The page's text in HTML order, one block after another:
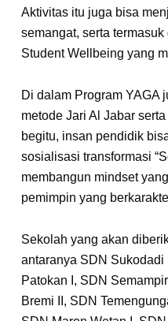
Aktivitas itu juga bisa
semangat, serta
Student Wellbeing yang
Di dalam Program YAGA
metode Jari Al Jabar
begitu, insan pendidik
sosialisasi transformasi
membangun mindset
pemimpin yang
Sekolah yang akan
antaranya SDN Sukodadi
Patokan I, SDN
Bremi II, SDN